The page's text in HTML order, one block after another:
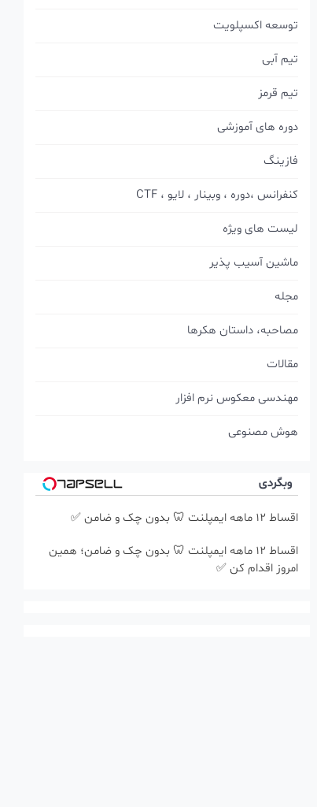
توسعه اکسپلویت
تیم آبی
تیم قرمز
دوره های آموزشی
فازینگ
کنفرانس ،دوره ، وبینار ، لایو ، CTF
لیست های ویژه
ماشین آسیب پذیر
مجله
مصاحبه، داستان هکرها
مقالات
مهندسی معکوس نرم افزار
هوش مصنوعی
وبگردی
اقساط ۱۲ ماهه ایمپلنت 🦷 بدون چک و ضامن ✅
اقساط ۱۲ ماهه ایمپلنت 🦷 بدون چک و ضامن؛ همین
امروز اقدام کن ✅